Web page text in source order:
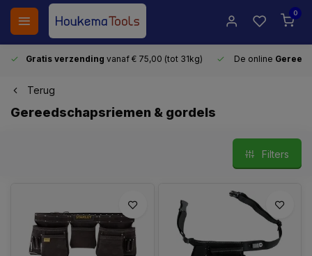
0
Gratis verzending vanaf € 75,00 (tot 31kg) De online
Terug
Gereedschapsriemen & gordels
Filters